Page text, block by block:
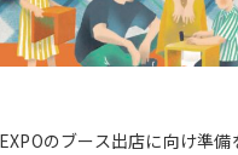
のブース出店に向け準